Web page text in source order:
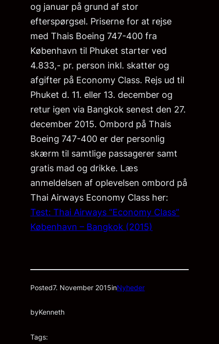
og januar på grund af stor
efterspørgsel. Priserne for at rejse
med Thais Boeing 747-400 fra
København til Phuket starter ved
4.833,- pr. person inkl. skatter og
afgifter på Economy Class. Rejs ud til
Phuket d. 11. eller 13. december og
retur igen via Bangkok senest den 27.
december 2015. Ombord på Thais
Boeing 747-400 er der personlig
skærm til samtlige passagerer samt
gratis mad og drikke. Læs
anmeldelsen af oplevelsen ombord på
Thai Airways Economy Class her:
Test: Thai Airways “Economy Class”
København – Bangkok (2015)
Posted7. November 2015inNyheder
byKenneth
Tags: